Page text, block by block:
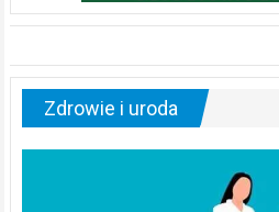
Zdrowie i uroda